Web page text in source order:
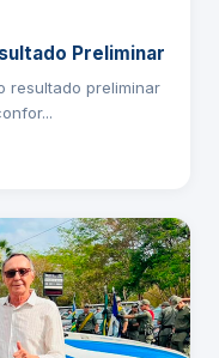
Preliminar
resultado preliminar